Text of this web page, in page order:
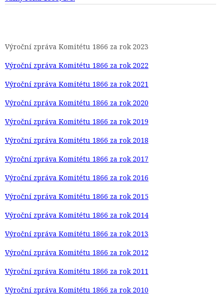
Výroční zpráva Komitétu 1866 za rok 2023
Výroční zpráva Komitétu 1866 za rok 2022
Výroční zpráva Komitétu 1866 za rok 2021
Výroční zpráva Komitétu 1866 za rok 2020
Výroční zpráva Komitétu 1866 za rok 2019
Výroční zpráva Komitétu 1866 za rok 2018
Výroční zpráva Komitétu 1866 za rok 2017
Výroční zpráva Komitétu 1866 za rok 2016
Výroční zpráva Komitétu 1866 za rok 2015
Výroční zpráva Komitétu 1866 za rok 2014
Výroční zpráva Komitétu 1866 za rok 2013
Výroční zpráva Komitétu 1866 za rok 2012
Výroční zpráva Komitétu 1866 za rok 2011
Výroční zpráva Komitétu 1866 za rok 2010